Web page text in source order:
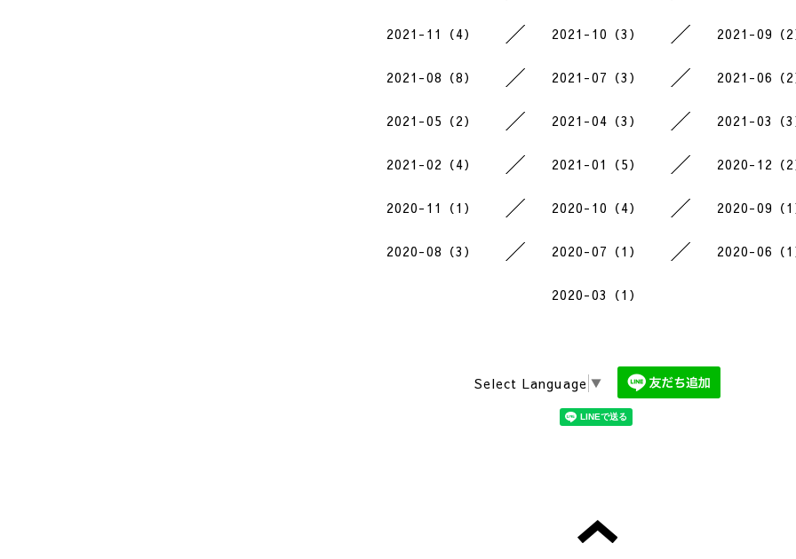
2021-11（4） 2021-10（3） 2021-09（2
2021-08（8） 2021-07（3） 2021-06（2
2021-05（2） 2021-04（3） 2021-03（3
2021-02（4） 2021-01（5） 2020-12（2
2020-11（1） 2020-10（4） 2020-09（1
2020-08（3） 2020-07（1） 2020-06（1
2020-03（1）
Select Language ▼